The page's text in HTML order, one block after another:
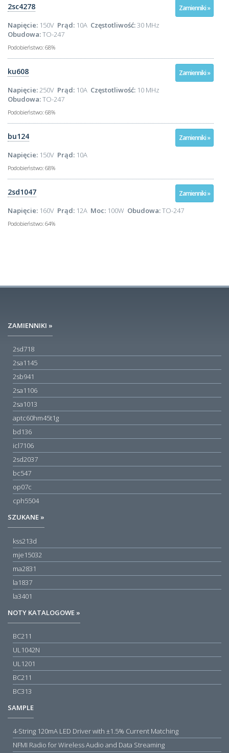
Zamienniki »
2sc4278
Napięcie: 150V Prąd: 10A Częstotliwość:30 MHz
Obudowa:TO-247
Podobieństwo: 68%
Zamienniki »
ku608
Napięcie:250V Prąd: 10A Częstotliwość: 10 MHz
Obudowa:TO-247
Podobieństwo: 68%
Zamienniki »
bu124
Napięcie: 150V Prąd: 10A
Podobieństwo: 68%
Zamienniki »
2sd1047
Napięcie: 160V Prąd: 12A Moc: 100W Obudowa:TO-247
Podobieństwo: 64%
ZAMIENNIKI »
2sd718
2sa1145
2sb941
2sa1106
2sa1013
aptc60hm45t1g
bd136
icl7106
2sd2037
bc547
op07c
cph5504
SZUKANE »
kss213d
mje15032
ma2831
la1837
la3401
NOTY KATALOGOWE »
BC211
UL1042N
UL1201
BC211
BC313
SAMPLE
4-String 120mA LED Driver with ±1.5% Current Matching
NFMI Radio for Wireless Audio and Data Streaming